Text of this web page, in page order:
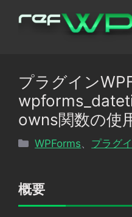
プラグイン
owns関数の使
カ
リ
WPForms プラグ
概要